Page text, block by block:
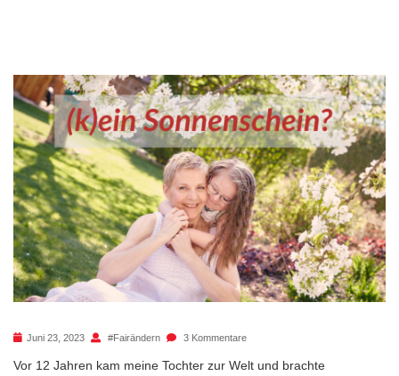
Juni 23, 2023 #fairändern 3 Kommentare
Vor 12 Jahren kam meine Tochter zur Welt und brachte